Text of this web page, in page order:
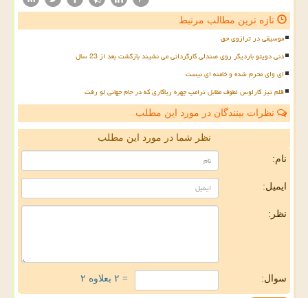
تازه ترین مطالب مرتبط
موسیقی در ترازوی حق
دنی دویتو باردیگر روی صندلی کارگردانی می نشیند بازگشت بعد از 23 سال
ای وای محرم شده و خامنه ای نیست
قلم تیز کارلوس لطوف مقابل ترامپ چهره ریاکاری که در جام جهانی لو رفت
نظرات بینندگان در مورد این مطلب
نظر شما در مورد این مطلب
نام:
ایمیل:
نظر:
سوال: = ۲ بعلاوه ۲